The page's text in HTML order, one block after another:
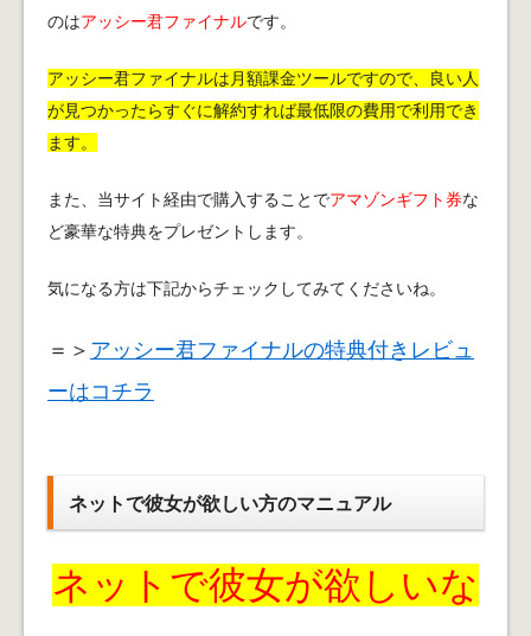
のはアッシー君ファイナルです。
アッシー君ファイナルは月額課金ツールですので、良い人
が見つかったらすぐに解約すれば最低限の費用で利用でき
ます。
また、当サイト経由で購入することでアマゾンギフト券な
ど豪華な特典をプレゼントします。
気になる方は下記からチェックしてみてくださいね。
＝＞ アッシー君ファイナルの特典付きレビュ
ーはコチラ
ネットで彼女が欲しい方のマニュアル
ネットで彼女が欲しいな